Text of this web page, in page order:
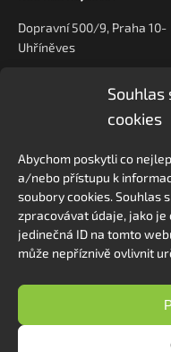
Souhlas
cookies
Abychom poskytli co
a/nebo přístupu k
soubory cookies. Souhlas
zpracovávat údaje, jako
jedinečná ID na tomto
může nepříznivě ovlivnit
Dopravní 500/9, Praha 10-
Uhříněves
Kontaktujte nás
+420 778 222 800